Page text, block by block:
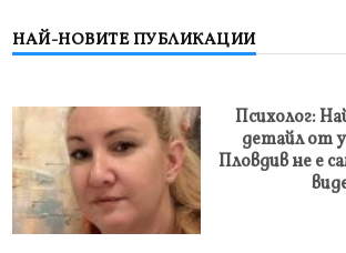
НАЙ-НОВИТЕ ПУБЛИКАЦИИ
Психолог:
детайл от
Пловдив не е